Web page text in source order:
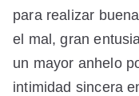
para realizar
el mal, gran
un mayor anhelo
intimidad sincera